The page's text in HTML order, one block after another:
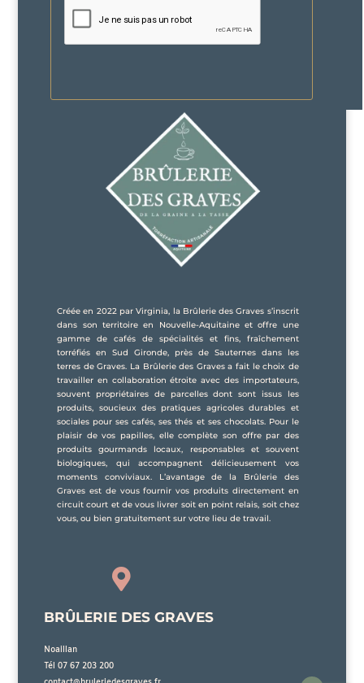
Créée en 2022 par Virginia, la Brûlerie des Graves s’inscrit
dans son territoire en Nouvelle-Aquitaine et offre une
gamme de cafés de spécialités et fins, fraîchement
torréfiés en Sud Gironde, près de Sauternes dans les
terres de Graves. La Brûlerie des Graves a fait le choix de
travailler en collaboration étroite avec des importateurs,
souvent propriétaires de parcelles dont sont issus les
produits, soucieux des pratiques agricoles durables et
sociales pour ses cafés, ses thés et ses chocolats. Pour le
plaisir de vos papilles, elle complète son offre par des
produits gourmands locaux, responsables et souvent
biologiques, qui accompagnent délicieusement vos
moments conviviaux. L’avantage de la Brûlerie des
Graves est de vous fournir vos produits directement en
circuit court et de vous livrer soit en point relais, soit chez
vous, ou bien gratuitement sur votre lieu de travail.

BRÛLERIE DES GRAVES
Noaillan
Tél 07 67 203 200